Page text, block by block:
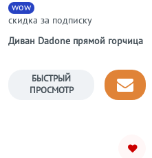
Диван Dadone прямой горчица
wow
скидка за подписку
БЫСТРЫЙ
ПРОСМОТР